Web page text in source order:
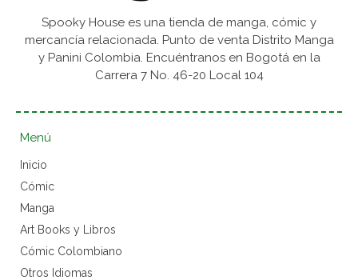
Spooky House es una tienda de manga, cómic y
mercancía relacionada. Punto de venta Distrito Manga
y Panini Colombia. Encuéntranos en Bogotá en la
Carrera 7 No. 46-20 Local 104
Menú
Inicio
Cómic
Manga
Art Books y Libros
Cómic Colombiano
Otros Idiomas